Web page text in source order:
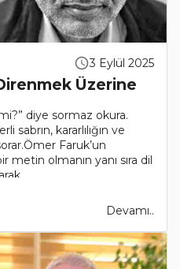
3 Eylül 2025
Üzerine
diye sormaz okura.
sabrın, kararlılığın ve
Faruk’un
metin olmanın yanı sıra dil
Devamı..